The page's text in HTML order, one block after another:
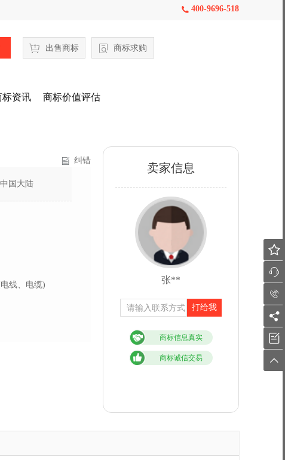
 400-9696-518
出售商标 商标求购
标资讯 商标价值评估
纠错
中国大陆
线、电缆)
卖家信息
张**
打给我
商标信息真实
商标诚信交易





